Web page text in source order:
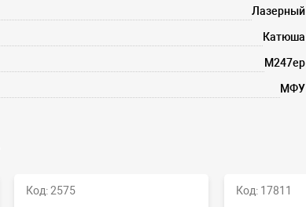
Лазерный
Катюша
M247ep
МФУ
Код: 2575 Код: 17811